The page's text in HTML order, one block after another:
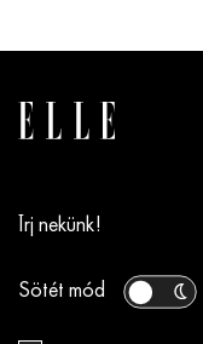
Írj nekünk!
Sötét mód